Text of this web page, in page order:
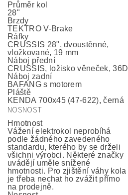
Průměr kol
28"
Brzdy
TEKTRO V-Brake
Ráfky
CRUSSIS 28", dvoustěnné,
vložkované, 19 mm
Náboj přední
CRUSSIS, ložisko věneček, 36D
Náboj zadní
BAFANG s motorem
Pláště
KENDA 700x45 (47-622), černá
NOSNOST
Hmotnost
Vážení elektrokol neprobíhá
podle žádného zavedeného
standardu, kterého by se drželi
všichni výrobci. Některé značky
uvádějí uměle snížené
hmotnosti. Pro zjištění váhy kola
je třeba nechat ho zvážit přímo
na prodejně.